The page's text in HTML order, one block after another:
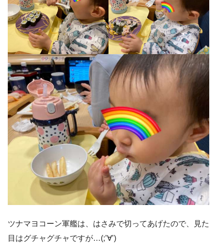
ツナマヨコーン軍艦は、はさみで切ってあげたので、見た
目はグチャグチャですが…(;’∀’)